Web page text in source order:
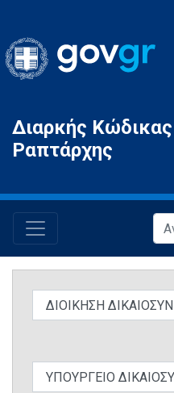
Gov.gr
Διαρκής
Ραπτάρχης